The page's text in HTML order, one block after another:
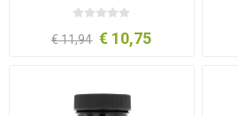
€ 11,94 € 10,75